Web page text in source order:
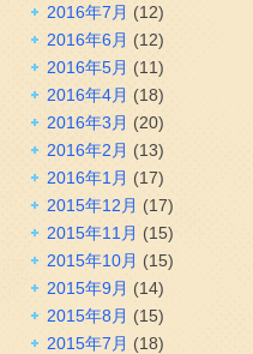
2016年7月 (12)
2016年6月 (12)
2016年5月 (11)
2016年4月 (18)
2016年3月 (20)
2016年2月 (13)
2016年1月 (17)
2015年12月 (17)
2015年11月 (15)
2015年10月 (15)
2015年9月 (14)
2015年8月 (15)
2015年7月 (18)